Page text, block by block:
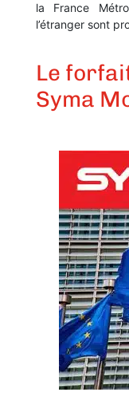
la France
l’étranger sont
Le
Syma